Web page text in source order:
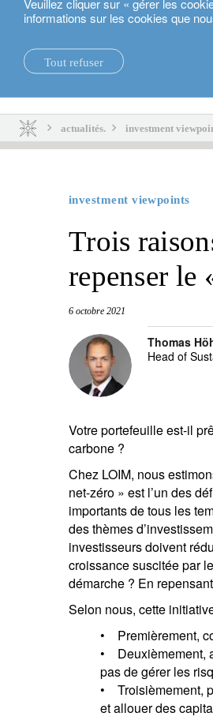
informations sur les cookies que
Tout refuser
actualités. investment
investment viewpoints
Trois
repenser le
6 octobre 2021
Thomas
Head of
Votre portefeuille est-il
carbone ?
Chez LOIM, nous
net-zéro » est l’un des
importants de tous les
des thèmes
investisseurs doivent
croissance suscitée par
démarche ? En
Selon nous, cette
• Premièrement,
• Deuxièmement,
pas de gérer les
• Troisièmement,
et allouer des